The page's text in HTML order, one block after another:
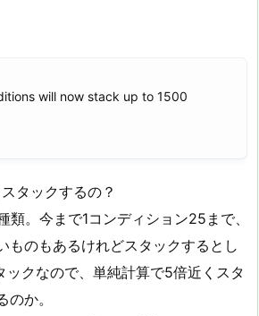
will now stack up to 1500
タックするの？
類。今まで1コンディション25まで、
ものもあるけれどスタックするとし
クなので、単純計算で5倍近くスタ
か。